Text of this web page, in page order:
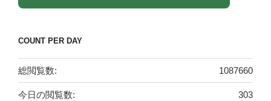
COUNT PER DAY
1087660
総閲覧数:
303
今日の閲覧数: